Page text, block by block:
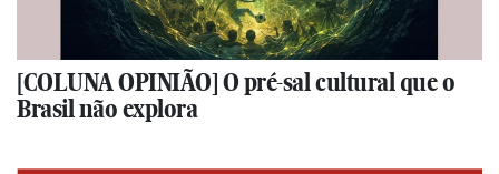
[COLUNA OPINIÃO] O pré-sal cultural que o
Brasil não explora